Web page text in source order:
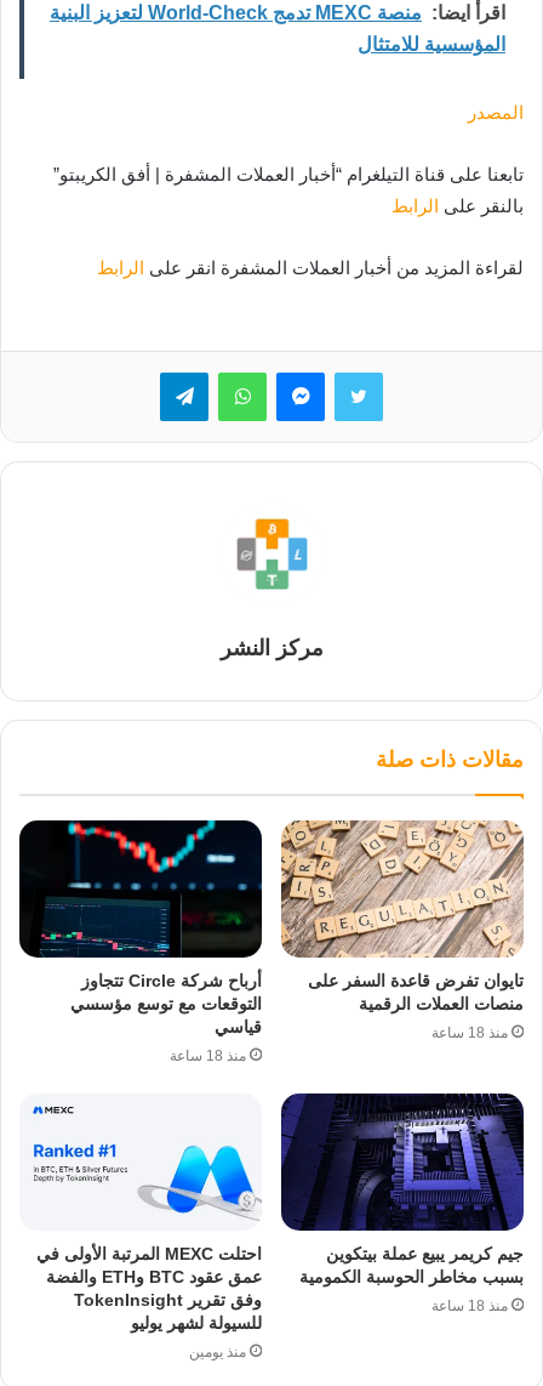
اقرأ ايضا:
منصة MEXC تدمج World-Check لتعزيز البنية
المؤسسية للامتثال
المصدر
تابعنا على قناة التيلغرام “أخبار العملات المشفرة | أفق الكريبتو”
بالنقر على الرابط
لقراءة المزيد من أخبار العملات المشفرة انقر على الرابط
تويتر ماسنجرواتساب تيلقرام
مركز النشر
مقالات ذات صلة
تايوان تفرض قاعدة السفر على
منصات العملات الرقمية
منذ 18 ساعة
أرباح شركة Circle تتجاوز
التوقعات مع توسع مؤسسي
قياسي
منذ 18 ساعة
جيم كريمر يبيع عملة بيتكوين
بسبب مخاطر الحوسبة الكمومية
منذ 18 ساعة
احتلت MEXC المرتبة الأولى في
عمق عقود BTC وETH والفضة
وفق تقرير TokenInsight
للسيولة لشهر يوليو
منذ يومين